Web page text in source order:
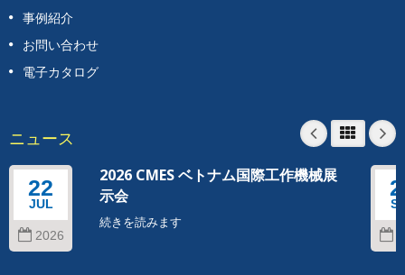
事例紹介
お問い合わせ
電子カタログ
ニュース
22
JUL
2026
2026 CMES ベトナム国際工作機械展
示会
続きを読みます